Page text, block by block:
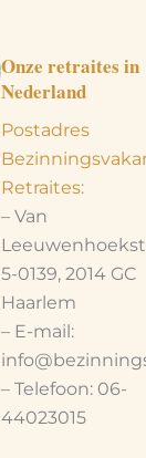
Onze retraites in
Nederland
Postadres
Retraites:
– Van
5-0139, 2014 GC
Haarlem
– E-mail:
– Telefoon: 06-
44023015